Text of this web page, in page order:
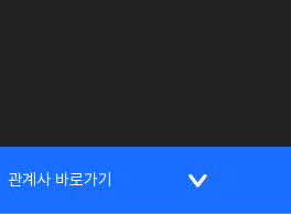
관계사 바로가기